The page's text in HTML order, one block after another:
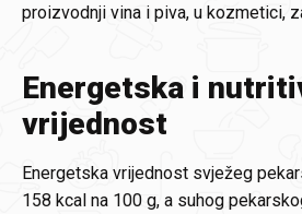
proizvodnji vina i piva, u kozmetici,
Energetska i
vrijednost
Energetska vrijednost svježeg
158 kcal na 100 g, a suhog